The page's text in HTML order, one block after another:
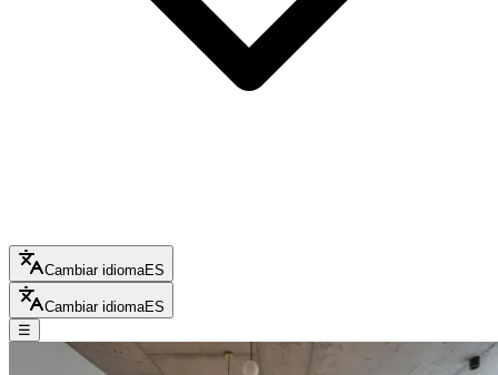
Cambiar idiomaES
Cambiar idiomaES
☰